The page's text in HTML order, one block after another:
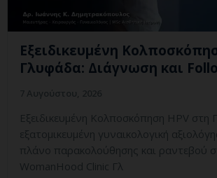
Εξειδικευμένη
Γλυφάδα: Διάγνωση και
Εξειδικευμένη Κολποσκόπηση HPV στη
εξατομικευμένη γυναικολογική
πλάνο παρακολούθησης και ραντεβού
WomanHood Clinic Γλ